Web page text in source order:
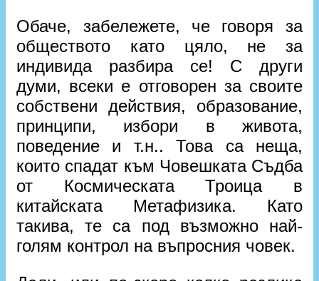
Обаче, забележете, че говоря за
обществото като цяло, не за
индивида разбира се! С други
думи, всеки е отговорен за своите
собствени действия, образование,
принципи, избори в живота,
поведение и т.н.. Това са неща,
които спадат към Човешката Съдба
от Космическата Троица в
китайската Метафизика. Като
такива, те са под възможно най-
голям контрол на въпросния човек.